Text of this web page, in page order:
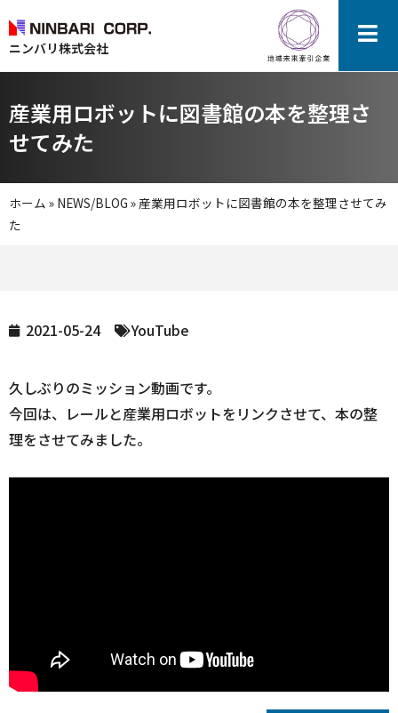
ニンバリ株式会社
産業用ロボットに図書館の本を整理さ
せてみた
ホーム » NEWS/BLOG » 産業用ロボットに図書館の本を整理させてみ
た
2021-05-24 YouTube
久しぶりのミッション動画です。
今回は、レールと産業用ロボットをリンクさせて、本の整
理をさせてみました。